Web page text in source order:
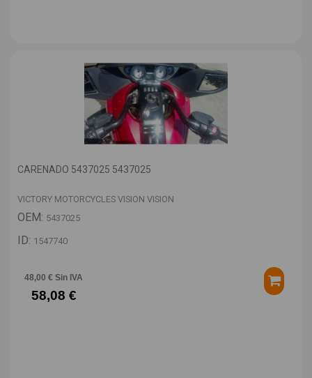
CARENADO 5437025 5437025
VICTORY MOTORCYCLES VISION VISION
OEM: 5437025
ID: 1547740
48,00 € Sin IVA
58,08 €